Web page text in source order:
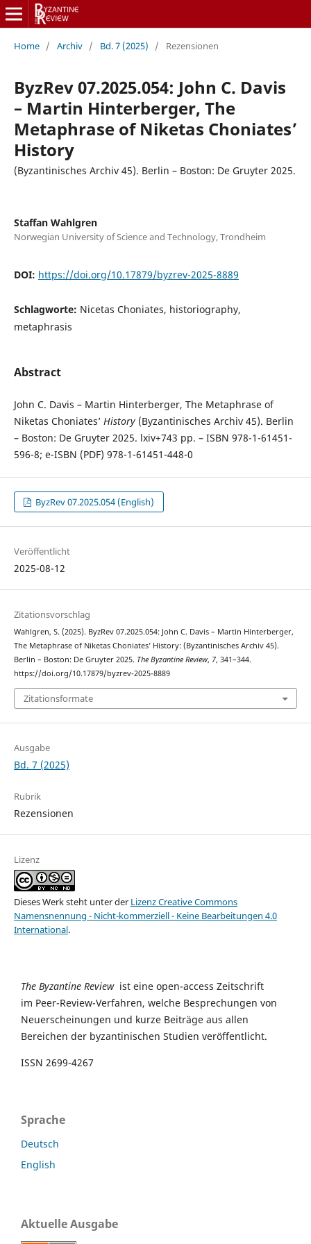
Home / Archiv / Bd. 7 (2025) / Rezensionen
ByzRev 07.2025.054: John C. Davis
– Martin Hinterberger, The
Metaphrase of Niketas Choniates’
History
(Byzantinisches Archiv 45). Berlin – Boston: De Gruyter 2025.
Staffan Wahlgren
Norwegian University of Science and Technology, Trondheim
DOI: https://doi.org/10.17879/byzrev-2025-8889
Schlagworte: Nicetas Choniates, historiography,
metaphrasis
Abstract
John C. Davis – Martin Hinterberger, The Metaphrase of
Niketas Choniates’ History(Byzantinisches Archiv 45). Berlin
– Boston: De Gruyter 2025. lxiv+743 pp. – ISBN 978-1-61451-
596-8; e-ISBN (PDF) 978-1-61451-448-0
ByzRev 07.2025.054 (English)
Veröffentlicht
2025-08-12
Zitationsvorschlag
Wahlgren, S. (2025). ByzRev 07.2025.054: John C. Davis – Martin Hinterberger,
The Metaphrase of Niketas Choniates’ History: (Byzantinisches Archiv 45).
Berlin – Boston: De Gruyter 2025. The Byzantine Review, 7, 341–344.
https://doi.org/10.17879/byzrev-2025-8889
Zitationsformate
Ausgabe
Bd. 7 (2025)
Rubrik
Rezensionen
Lizenz
Dieses Werk steht unter der Lizenz Creative Commons
Namensnennung - Nicht-kommerziell - Keine Bearbeitungen 4.0
International.
The Byzantine Reviewist eine open-access Zeitschrift
im Peer-Review-Verfahren, welche Besprechungen von
Neuerscheinungen und kurze Beiträge aus allen
Bereichen der byzantinischen Studien veröffentlicht.
ISSN 2699-4267
Sprache
Deutsch
English
Aktuelle Ausgabe